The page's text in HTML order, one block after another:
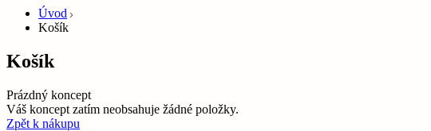
Úvod
Košík
Košík
Prázdný koncept
Váš koncept zatím neobsahuje žádné položky.
Zpět k nákupu